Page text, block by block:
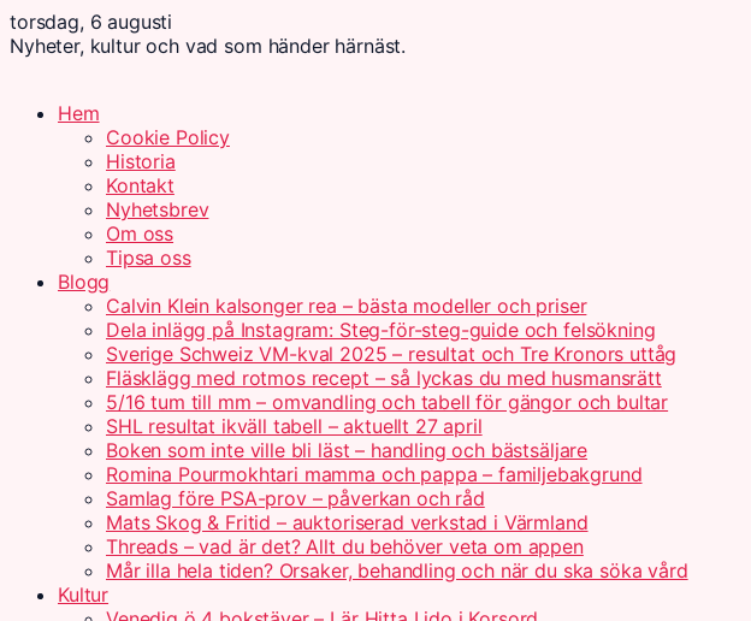
torsdag, 6 augusti
Nyheter, kultur och vad som händer härnäst.
Hem
Cookie Policy
Historia
Kontakt
Nyhetsbrev
Om oss
Tipsa oss
Blogg
Calvin Klein kalsonger rea – bästa modeller och priser
Dela inlägg på Instagram: Steg-för-steg-guide och felsökning
Sverige Schweiz VM-kval 2025 – resultat och Tre Kronors uttåg
Fläsklägg med rotmos recept – så lyckas du med husmansrätt
5/16 tum till mm – omvandling och tabell för gängor och bultar
SHL resultat ikväll tabell – aktuellt 27 april
Boken som inte ville bli läst – handling och bästsäljare
Romina Pourmokhtari mamma och pappa – familjebakgrund
Samlag före PSA-prov – påverkan och råd
Mats Skog & Fritid – auktoriserad verkstad i Värmland
Threads – vad är det? Allt du behöver veta om appen
Mår illa hela tiden? Orsaker, behandling och när du ska söka vård
Kultur